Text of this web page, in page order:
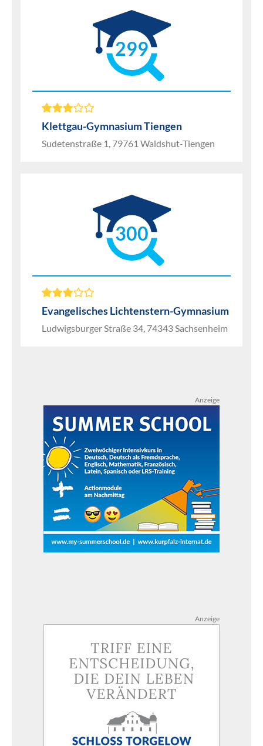
299
Klettgau-Gymnasium Tiengen
Sudetenstraße 1, 79761 Waldshut-Tiengen
300
Evangelisches Lichtenstern-Gymnasium
Ludwigsburger Straße 34, 74343 Sachsenheim
Anzeige
Anzeige